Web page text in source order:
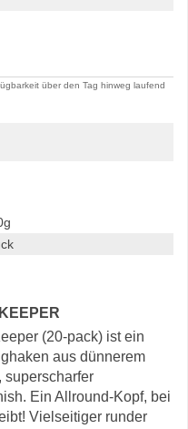
über den Tag hinweg laufend
(20-pack) ist ein
aus dünnerem
superscharfer
Ein Allround-Kopf, bei
Vielseitiger runder